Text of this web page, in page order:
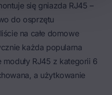
się gniazda RJ45 –
do osprzętu
na całe domowe
każda popularna
RJ45 z kategorii 6
a użytkowanie